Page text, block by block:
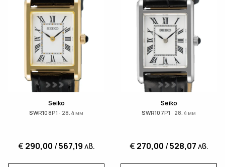
Seiko
SWR108P1 · 28.4 мм
€ 290,00 /567,19лв.
Seiko
SWR107P1 · 28.4 мм
€ 270,00 /528,07лв.